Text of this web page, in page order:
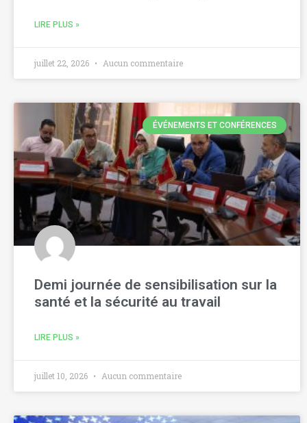
LIRE PLUS »
juillet 22, 2026 Aucun commentaire
ÉVÉNEMENTS ET CONFÉRENCES
Demi journée de sensibilisation sur la
santé et la sécurité au travail
LIRE PLUS »
juillet 10, 2026 Aucun commentaire